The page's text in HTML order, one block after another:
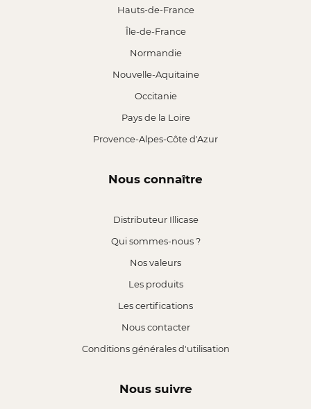
Hauts-de-France
Île-de-France
Normandie
Nouvelle-Aquitaine
Occitanie
Pays de la Loire
Provence-Alpes-Côte d'Azur
Nous connaître
Distributeur Illicase
Qui sommes-nous ?
Nos valeurs
Les produits
Les certifications
Nous contacter
Conditions générales d'utilisation
Nous suivre